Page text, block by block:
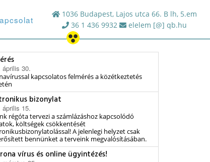
1036 Budapest, Lajos utca 66. B lh, 5.em
36 1 436 9932
elelem [@] qb.hu
április 30.
kapcsolatos felmérés a közétkeztetés
bizonylat
április 15.
régóta tervezi a számlázáshoz kapcsolódó
költségek csökkentését
A jelenlegi helyzet csak
bennünket a terveink megvalósításában.
vírus és online ügyintézés!